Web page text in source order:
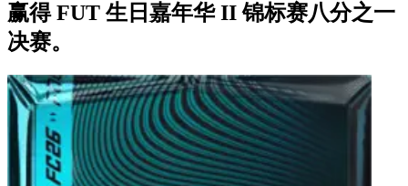
赢得 FUT 生日嘉年华 II 锦标赛八分之一
决赛。